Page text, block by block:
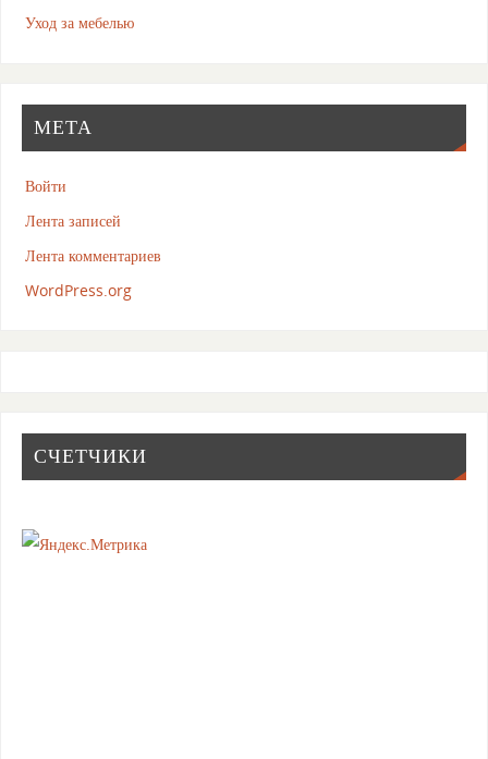
Уход за мебелью
МЕТА
Войти
Лента записей
Лента комментариев
WordPress.org
СЧЕТЧИКИ